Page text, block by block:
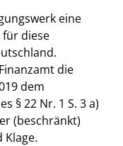
eine
diese
die
dem
§ 22 Nr. 1 S. 3 a)
(beschränkt)